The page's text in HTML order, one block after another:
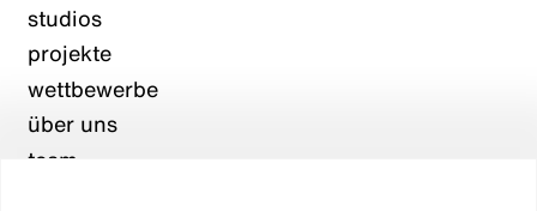
studios
projekte
wettbewerbe
über uns
team